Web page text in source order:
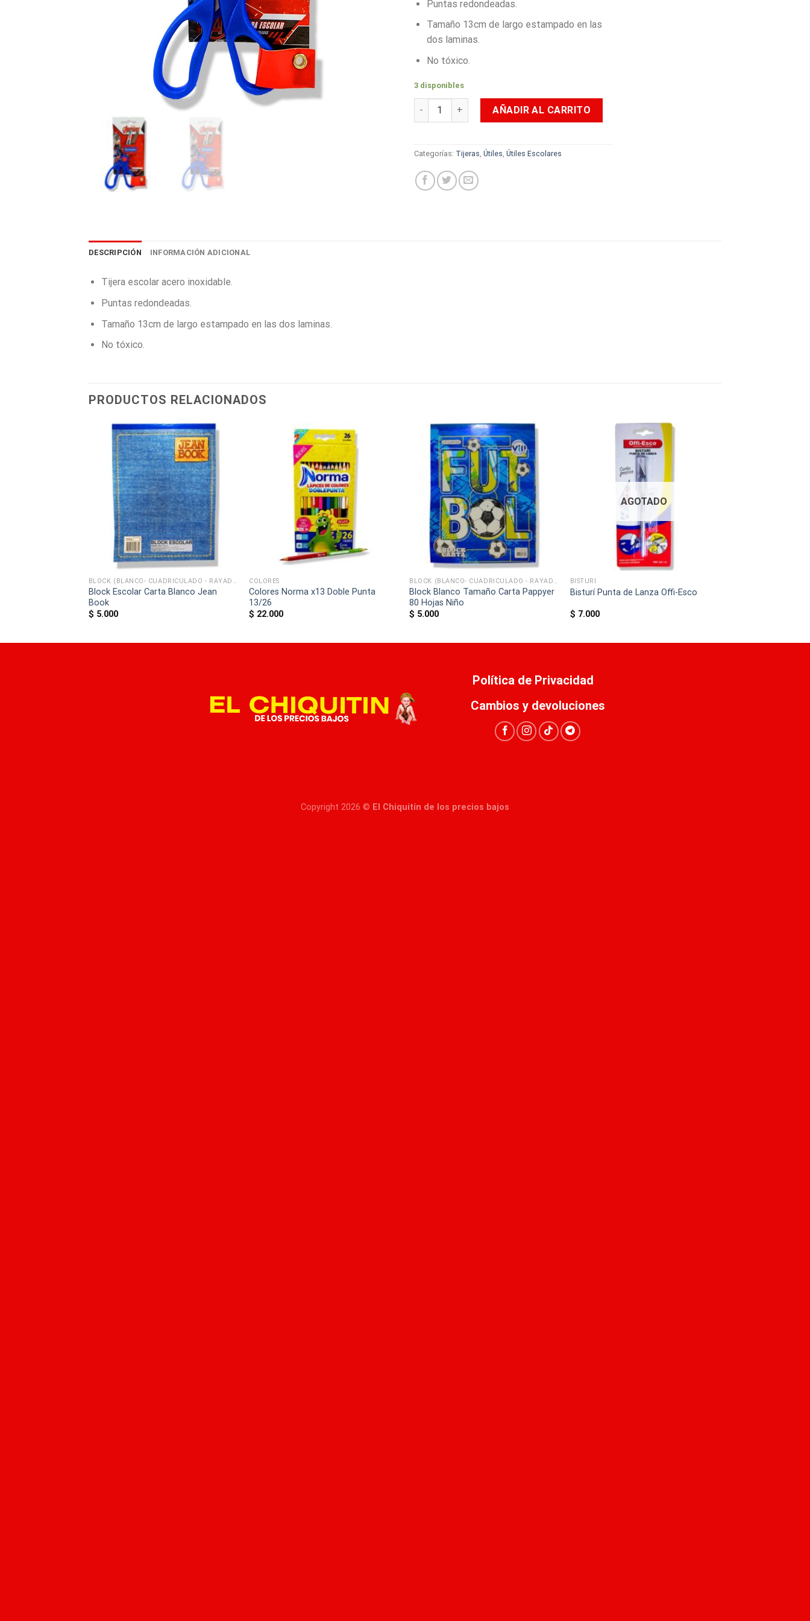
Puntas redondeadas.
Tamaño 13cm de largo estampado en las
dos laminas.
No tóxico.
3 disponibles
Tijeras Punta Roma Primavera Personajes Niño cantidad
AÑADIR AL CARRITO
Categorías: Tijeras, Útiles, Útiles Escolares
DESCRIPCIÓN INFORMACIÓN ADICIONAL
Tijera escolar acero inoxidable.
Puntas redondeadas.
Tamaño 13cm de largo estampado en las dos laminas.
No tóxico.
PRODUCTOS RELACIONADOS
BLOCK (BLANCO- CUADRICULADO - RAYADO)
Block Escolar Carta Blanco Jean
Book
$ 5.000
COLORES
Colores Norma x13 Doble Punta
13/26
$ 22.000
BLOCK (BLANCO- CUADRICULADO - RAYADO)
Block Blanco Tamaño Carta Pappyer
80 Hojas Niño
$ 5.000
AGOTADO
BISTURÍ
Bisturí Punta de Lanza Offi-Esco
$ 7.000
Política de Privacidad
Cambios y devoluciones
Copyright 2026 © El Chiquitín de los precios bajos